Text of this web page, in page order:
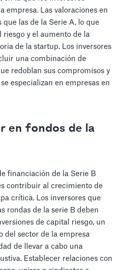
empresa. Las valoraciones en
que las de la Serie A, lo que
y el aumento de la
de la startup. Los inversores
una combinación de
redoblan sus compromisos y
especializan en empresas en
en fondos de la
financiación de la Serie B
contribuir al crecimiento de
crítica. Los inversores que
rondas de la serie B deben
de capital riesgo, un
del sector de la empresa
de llevar a cabo una
Establecer relaciones con